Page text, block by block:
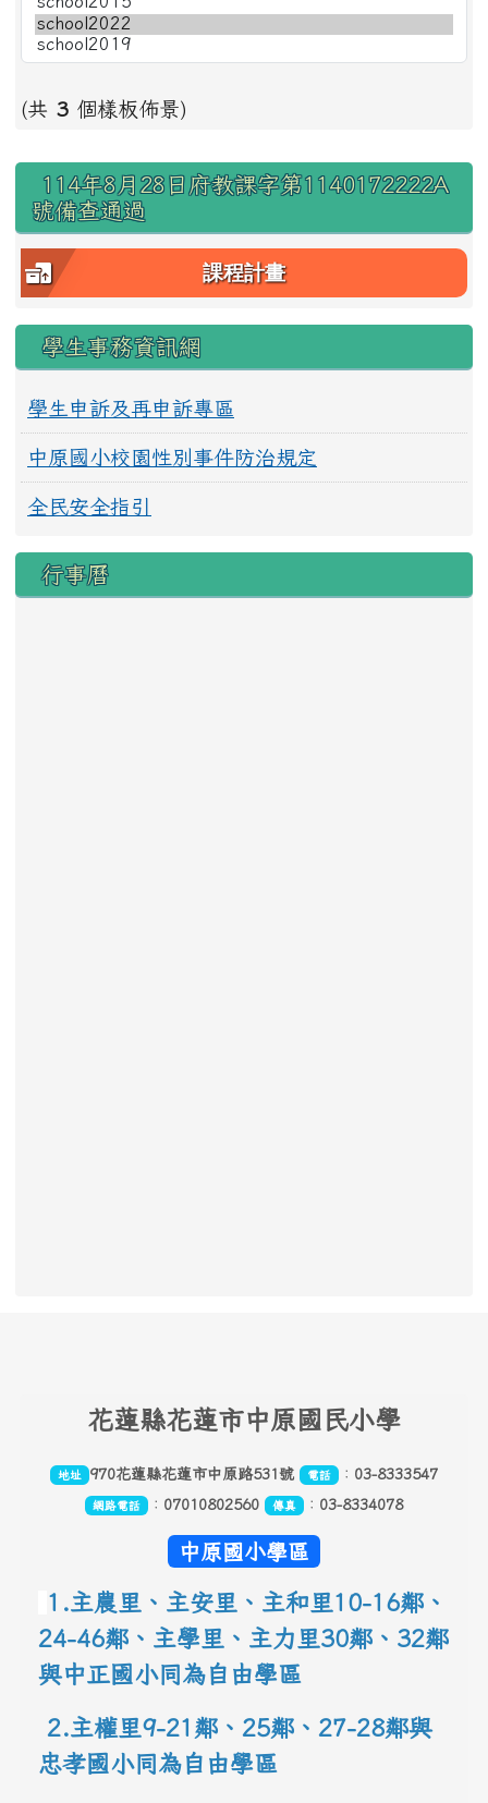
(共 3 個樣板佈景)
右邊區域內容
114年8月28日府教課字第1140172222A
號備查通過
課程計畫
學生事務資訊網
學生申訴及再申訴專區
中原國小校園性別事件防治規定
全民安全指引
行事曆
花蓮縣花蓮市中原國民小學
地址 970花蓮縣花蓮市中原路531號 電話 ： 03-8333547
網路電話 ： 07010802560 傳真 ： 03-8334078
中原國小學區
1.主農里、主安里、主和里10-16鄰 、
24-46鄰、主學里、主力里30鄰 、 32鄰
與中正國小同為自由學區
2.主權里9-21鄰、25鄰 、 27-28鄰與
忠孝國小同為自由學區